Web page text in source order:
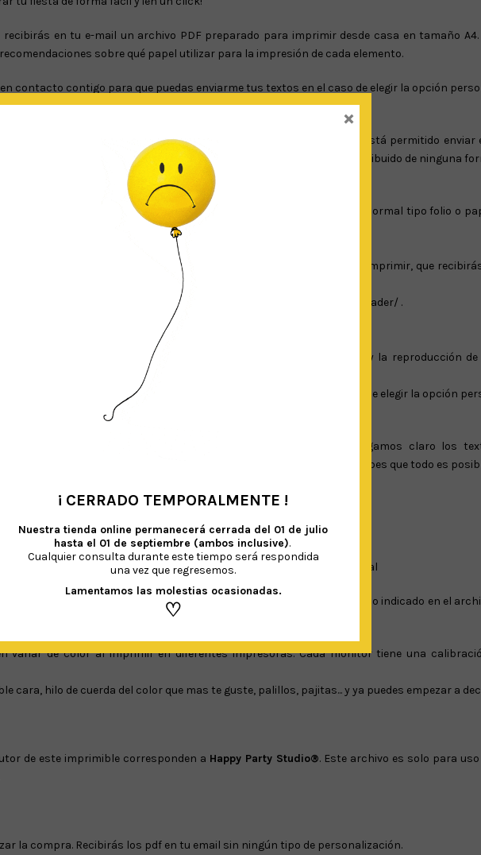
recibirás en tu e-mail un archivo PDF preparado para imprimir desde casa en tamaño
sobre qué papel utilizar para la impresión de cada elemento.
contacto contigo para que puedas enviarme tus textos en el caso de elegir la opción
comprando una licencia de uso personal. Esto quiere decir que no está permitido
comercial. Además este producto no puede ser modificado ni distribuido de ninguna
sobre qué papel es mejor utilizar según el elemento que sea: Papel normal tipo folio o
Este producto es un archivo DIGITAL en formato PDF para imprimir, que
tu compra.
gratuita Adobe Reader, descargable en http://get.adobe.com/es/reader/ .
que es un producto digital.
de Olivia están reservados sólo para uso personal. La venta y la reproducción
©Happy Party Studio.
en contacto contigo para que puedas enviarnos tus textos en el caso de elegir la opción
en contacto para concretar detalles y textos. Cuando tengamos claro los
será de 4 a 5 días laborables (si te urge contáctanos y no te preocupes que todo es
tu correo electrónico
instalado Adobe Reader (es gratuito)
imprimir tantas veces quieras, siempre que sea para uso personal
, en papel mate tipo cartulina de 100 o 300gr. Imprime al tamaño indicado en el
variar de color al imprimir en diferentes impresoras. Cada monitor tiene una
cara, hilo de cuerda del color que mas te guste, palillos, pajitas... y ya puedes empezar a
de este imprimible corresponden a Happy Party Studio®. Este archivo es solo para
la compra. Recibirás los pdf en tu email sin ningún tipo de personalización.
¡ CERRADO TEMPORALMENTE !
Nuestra tienda online permanecerá cerrada del 01 de julio
hasta el 01 de septiembre (ambos inclusive).
Cualquier consulta durante este tiempo será respondida
una vez que regresemos.
Lamentamos las molestias ocasionadas.
♡
×